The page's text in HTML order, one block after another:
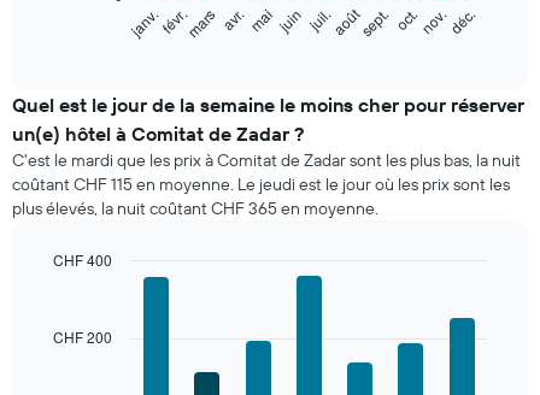
indique
le
prix
moyen
d'une
chambre
mois
graphique,
janv.févr.mars avr. maijuin juil.aoûtsept. oct.nov.déc.
Quel est le jour de la semaine le moins cher pour réserver
un(e) hôtel à Comitat de Zadar ?
C'est le mardi que les prix à Comitat de Zadar sont les plus bas, la nuit
coûtant CHF 115 en moyenne. Le jeudi est le jour où les prix sont les
plus élevés, la nuit coûtant CHF 365 en moyenne.
CHF 200
CHF 400